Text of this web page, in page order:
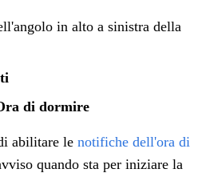
in alto a sinistra della
di dormire
abilitare le notifiche dell'ora di
quando sta per iniziare la